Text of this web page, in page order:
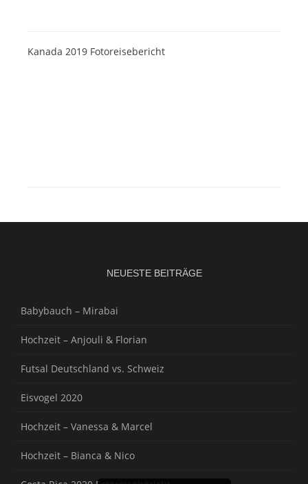
Kanada 2019 Fotoreisebericht
NEUESTE BEITRÄGE
Babybauch – Mirabai
Hochzeit – Anjouli & Florian
Futsal Deutschland vs. Schweiz
Eisvogel 2020
Hochzeit – Vanessa & Marcel
Hochzeit – Bianca & Nico